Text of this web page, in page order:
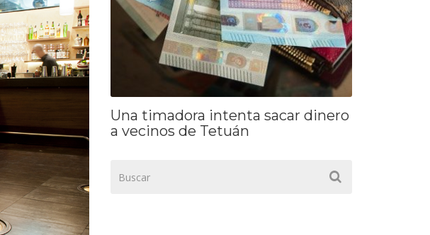
Una timadora intenta sacar dinero
a vecinos de Tetuán